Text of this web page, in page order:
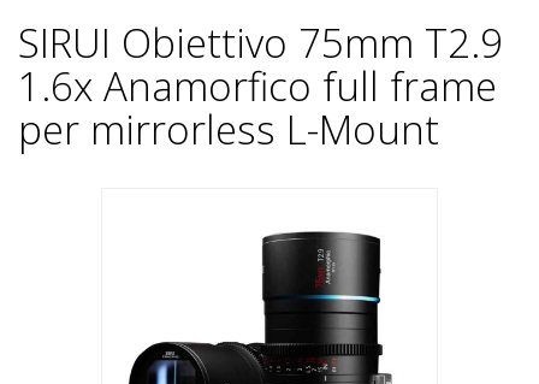
SIRUI Obiettivo 75mm T2.9
1.6x Anamorfico full frame
per mirrorless L-Mount